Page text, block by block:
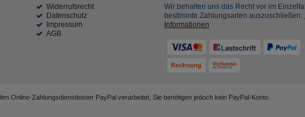
Widerrufsrecht
Datenschutz
Impressum
AGB
Wir behalten uns das Recht vor im Einzelfall
bestimmte Zahlungsarten auszuschließen.
Informationen
Online-Zahlungsdienstleister PayPal verarbeitet, Sie benötigen jedoch kein PayPal-Konto.